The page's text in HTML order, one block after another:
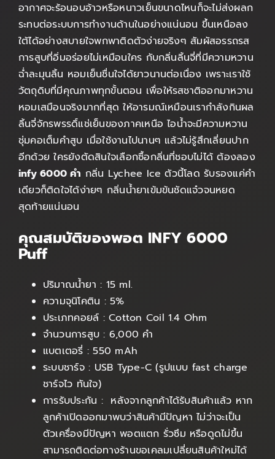
อากาศจะร้อนอบอ้าวหรือหนาวเย็นขนาดไหนก็จะไม่ส่งผลก
ระทบต่อระบบการทำงานด้านในอย่างแน่นอน ขึ้นเหนือลง
ใต้ได้อย่างสบายใจพกพาติดตัวง่ายจริงๆ สัมผัสอรรถรส
การสูบที่อิ่มอร่อยไม่เหมือนใคร กับกลิ่นลิ้นจี่ที่มีความหวาน
ฉ่ำละมุนลิ้น หอมเย็นชื่นใจได้ยาวนานต่อเนื่อง เพราะเราใช้
วัตถุดิบที่มีคุณภาพทุกขั้นตอน เพื่อให้รสชาติออกมาหวาน
หอมเสมือนจริงมากที่สุด ให้อารมณ์เหมือนเรากำลังกินผล
ลิ้นจี่จักรพรรดิ์แช่เย็นของภาคเหนือ ไอน้ำจะมีความหวาน
ชุ่มคอเต็มคำสูบ เมื่อใช้งานไปนานๆ แล้วไม่รู้สึกเลี่ยนปาก
อีกด้วย ใครยังตัดสินใจเลือกซื้อกลิ่นที่ชอบไม่ได้ ต้องลอง
infy 6000 คำ กลิ่น Lychee Ice ตัวนี้โลด รับรองแค่คำ
เดียวก็ติดใจได้ง่ายๆ กลิ่นน้ำยาเข้มข้นชัดแจ๋วจนหยด
สุดท้ายแน่นอน
คุณสมบัติของพอต INFY 6000
Puff
ปริมาณน้ำยา : 15 ml.
ความจุนิโคติน : 5%
ประเภทคอยล์ : Cotton Coil 1.4 Ohm
จำนวนการสูบ : 6,000 คำ
แบตเตอรี่ : 550 mAh
ระบบชาร์จ : USB Type-C (รูปแบบ fast charge
ชาร์จไว ทันใจ)
การรับประกัน : หลังจากลูกค้าได้รับสินค้าแล้ว หาก
ลูกค้าเปิดออกมาพบว่าสินค้ามีปัญหา ไม่ว่าจะเป็น
ตัวเครื่องมีปัญหา พอตแตก รั่วซึม หรือดูดไม่ขึ้น
สามารถติดต่อทางร้านขอเคลมเปลี่ยนสินค้าใหม่ได้